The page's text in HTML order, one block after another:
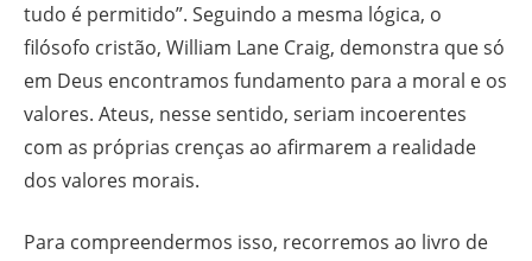
tudo é permitido”. Seguindo a mesma lógica, o
filósofo cristão, William Lane Craig, demonstra que só
em Deus encontramos fundamento para a moral e os
valores. Ateus, nesse sentido, seriam incoerentes
com as próprias crenças ao afirmarem a realidade
dos valores morais.
Para compreendermos isso, recorremos ao livro de